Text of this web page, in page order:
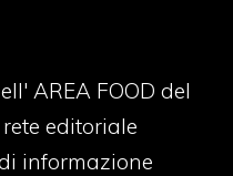
AREA FOOD del
editoriale
informazione